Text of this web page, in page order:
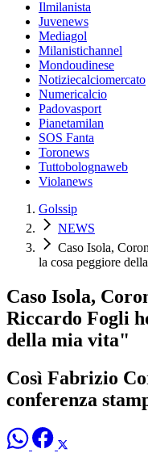
Ilmilanista
Juvenews
Mediagol
Milanistichannel
Mondoudinese
Notiziecalciomercato
Numericalcio
Padovasport
Pianetamilan
SOS Fanta
Toronews
Tuttobolognaweb
Violanews
Golssip
NEWS
Caso Isola,
la cosa peggiore
Caso Isola,
Riccardo Fogli
della mia vita"
Così Fabrizio
conferenza